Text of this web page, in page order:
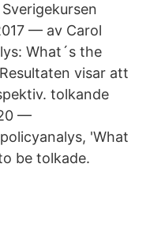
— av Carol
What´s the
visar att
tolkande
—
'What
be tolkade.